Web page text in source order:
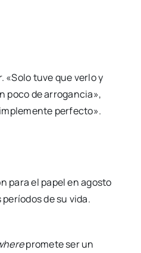
. «Solo tuve que verlo y
poco de arrogancia»,
perfecto».
para el papel en agosto
de su vida.
promete ser un